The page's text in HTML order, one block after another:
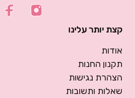
קצת יותר עלינו
אודות
תקנון החנות
הצהרת נגישות
שאלות ותשובות